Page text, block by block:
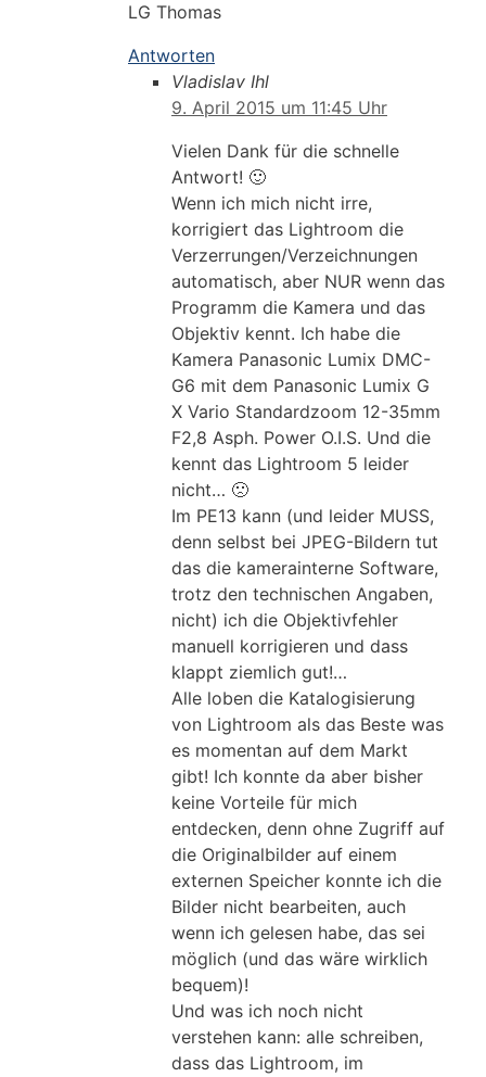
LG Thomas
Antworten
Vladislav Ihl
9. April 2015 um 11:45 Uhr
Vielen Dank für die schnelle
Antwort! 🙂
Wenn ich mich nicht irre,
korrigiert das Lightroom die
Verzerrungen/Verzeichnungen
automatisch, aber NUR wenn das
Programm die Kamera und das
Objektiv kennt. Ich habe die
Kamera Panasonic Lumix DMC-
G6 mit dem Panasonic Lumix G
X Vario Standardzoom 12-35mm
F2,8 Asph. Power O.I.S. Und die
kennt das Lightroom 5 leider
nicht… 🙁
Im PE13 kann (und leider MUSS,
denn selbst bei JPEG-Bildern tut
das die kamerainterne Software,
trotz den technischen Angaben,
nicht) ich die Objektivfehler
manuell korrigieren und dass
klappt ziemlich gut!…
Alle loben die Katalogisierung
von Lightroom als das Beste was
es momentan auf dem Markt
gibt! Ich konnte da aber bisher
keine Vorteile für mich
entdecken, denn ohne Zugriff auf
die Originalbilder auf einem
externen Speicher konnte ich die
Bilder nicht bearbeiten, auch
wenn ich gelesen habe, das sei
möglich (und das wäre wirklich
bequem)!
Und was ich noch nicht
verstehen kann: alle schreiben,
dass das Lightroom, im